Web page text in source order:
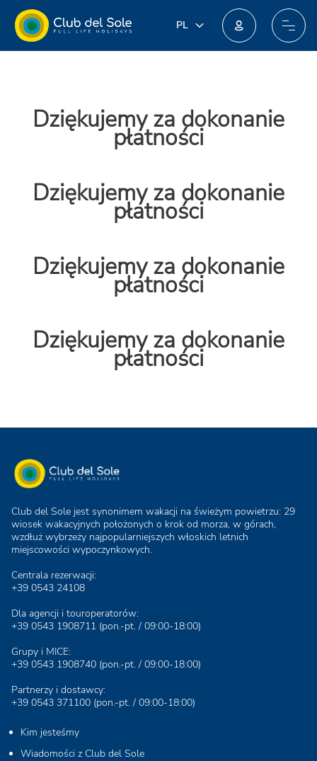
PL
NL
Dziękujemy za dokonanie
płatności
Dziękujemy za dokonanie
płatności
Dziękujemy za dokonanie
płatności
Dziękujemy za dokonanie
płatności
Club del Sole jest synonimem wakacji na świeżym powietrzu: 29
wiosek wakacyjnych położonych o krok od morza, w górach,
wzdłuż wybrzeży najpopularniejszych włoskich letnich
miejscowości wypoczynkowych.
Centrala rezerwacji:
+39 0543 24108
Dla agencji i touroperatorów:
+39 0543 1908711 (pon.-pt. / 09:00-18:00)
Grupy i MICE:
+39 0543 1908740 (pon.-pt. / 09:00-18:00)
Partnerzy i dostawcy:
+39 0543 371100 (pon.-pt. / 09:00-18:00)
Kim jesteśmy
Wiadomości z Club del Sole